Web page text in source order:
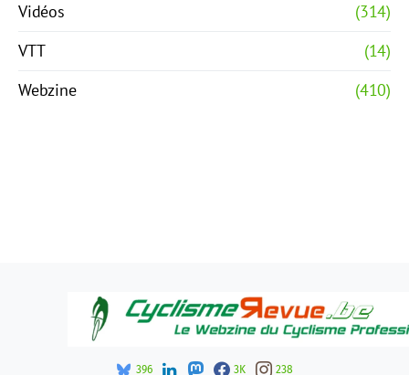
Vidéos
(314)
VTT
(14)
Webzine
(410)
396 3K 238